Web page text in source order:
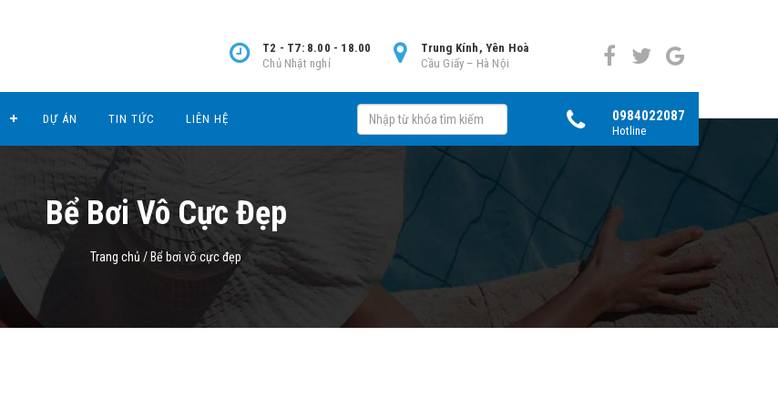
Trung Kính, Yên Hoà
Cầu Giấy – Hà Nội
T2 - T7: 8.00 - 18.00
Chủ Nhật nghỉ
DỰ ÁN TIN TỨC LIÊN HỆ 0984022087
Hotline
Bể Bơi Vô Cực Đẹp
Trang chủ / Bể bơi vô cực đẹp